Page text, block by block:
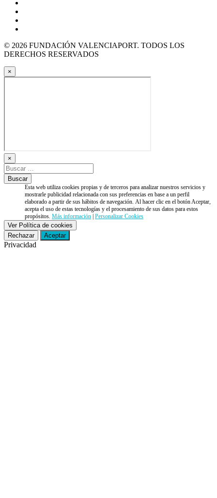
© 2026 FUNDACIÓN VALENCIAPORT. TODOS LOS
DERECHOS RESERVADOS
×
×
Esta web utiliza cookies propias y de terceros para analizar nuestros servicios y
mostrarle publicidad relacionada con sus preferencias en base a un perfil
elaborado a partir de sus hábitos de navegación. Al hacer clic en el botón Aceptar,
acepta el uso de estas tecnologías y el procesamiento de sus datos para estos
propósitos.Más información |Personalizar Cookies
Ver Política de cookies
Rechazar
Aceptar
Privacidad